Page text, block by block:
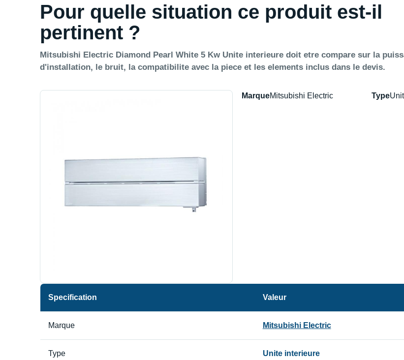
Pour quelle situation ce produit est-il
pertinent ?
Mitsubishi Electric Diamond Pearl White 5 Kw Unite interieure doit etre compare sur la
d'installation, le bruit, la compatibilite avec la piece et les elements inclus dans le devis.
MarqueMitsubishi Electric Type
Specification Valeur
Marque Mitsubishi Electric
Type Unite interieure